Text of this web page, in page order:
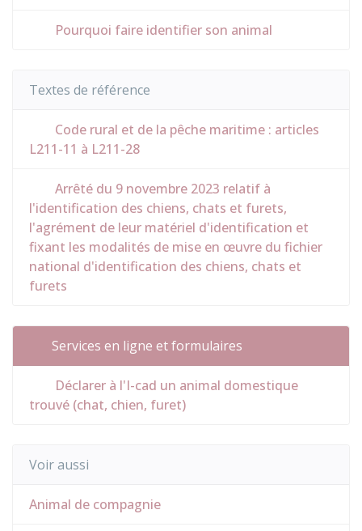
Pourquoi faire identifier son animal
Textes de référence
Code rural et de la pêche maritime : articles
L211-11 à L211-28
Arrêté du 9 novembre 2023 relatif à
l'identification des chiens, chats et furets,
l'agrément de leur matériel d'identification et
fixant les modalités de mise en œuvre du fichier
national d'identification des chiens, chats et
furets
Services en ligne et formulaires
Déclarer à l'I-cad un animal domestique
trouvé (chat, chien, furet)
Voir aussi
Animal de compagnie